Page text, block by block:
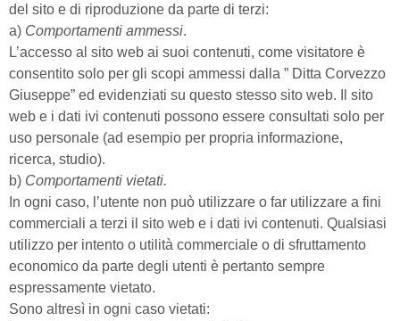
del sito e di riproduzione da parte di terzi:
a) Comportamenti ammessi.
L’accesso al sito web ai suoi contenuti, come visitatore è
consentito solo per gli scopi ammessi dalla ” Ditta Corvezzo
Giuseppe” ed evidenziati su questo stesso sito web. Il sito
web e i dati ivi contenuti possono essere consultati solo per
uso personale (ad esempio per propria informazione,
ricerca, studio).
b) Comportamenti vietati.
In ogni caso, l’utente non può utilizzare o far utilizzare a fini
commerciali a terzi il sito web e i dati ivi contenuti. Qualsiasi
utilizzo per intento o utilità commerciale o di sfruttamento
economico da parte degli utenti è pertanto sempre
espressamente vietato.
Sono altresì in ogni caso vietati: